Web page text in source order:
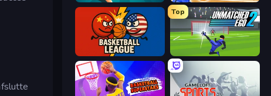
Basketball League
Top
Unmatched Ego 2